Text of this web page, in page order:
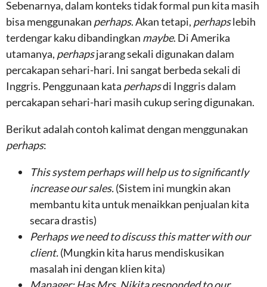
Sebenarnya, dalam konteks tidak formal pun kita masih
bisa menggunakan perhaps. Akan tetapi, perhapslebih
terdengar kaku dibandingkan maybe. Di Amerika
utamanya, perhapsjarang sekali digunakan dalam
percakapan sehari-hari. Ini sangat berbeda sekali di
Inggris. Penggunaan kata perhapsdi Inggris dalam
percakapan sehari-hari masih cukup sering digunakan.
Berikut adalah contoh kalimat dengan menggunakan
perhaps:
This system perhaps will help us to significantly
increase our sales.(Sistem ini mungkin akan
membantu kita untuk menaikkan penjualan kita
secara drastis)
Perhaps we need to discuss this matter with our
client.(Mungkin kita harus mendiskusikan
masalah ini dengan klien kita)